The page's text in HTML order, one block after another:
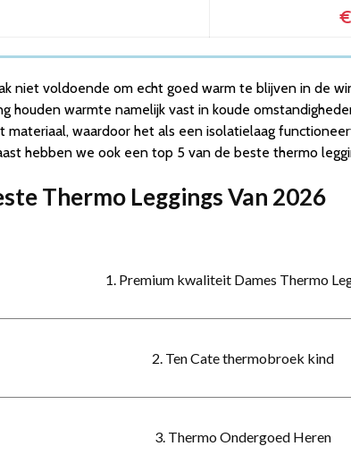
niet voldoende om echt goed warm te blijven in de
houden warmte namelijk vast in koude
materiaal, waardoor het als een isolatielaag
hebben we ook een top 5 van de beste thermo
Thermo Leggings Van 2026
1. Premium kwaliteit Dames Thermo
2. Ten Cate thermobroek kind
3. Thermo Ondergoed Heren